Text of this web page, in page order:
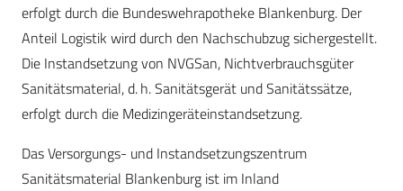
erfolgt durch die Bundeswehrapotheke Blankenburg. Der
Anteil Logistik wird durch den Nachschubzug sichergestellt.
Die Instandsetzung von NVGSan, Nichtverbrauchsgüter
Sanitätsmaterial, d. h. Sanitätsgerät und Sanitätssätze,
erfolgt durch die Medizingeräteinstandsetzung.
Das Versorgungs- und Instandsetzungszentrum
Sanitätsmaterial Blankenburg ist im Inland